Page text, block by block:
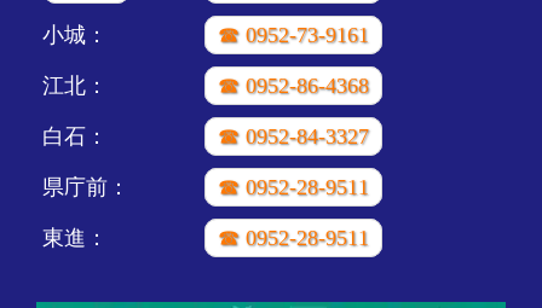
小城： ☎ 0952-73-9161
江北： ☎ 0952-86-4368
白石： ☎ 0952-84-3327
県庁前： ☎ 0952-28-9511
東進： ☎ 0952-28-9511